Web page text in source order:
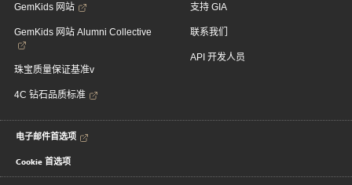
GemKids 网站
GemKids 网站 Alumni Collective
珠宝质量保证基准v
4C 钻石品质标准
支持 GIA
联系我们
API 开发人员
电子邮件首选项
Cookie 首选项